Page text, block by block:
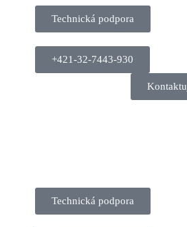
Technická podpora
+421-32-7443-930
Technická podpora